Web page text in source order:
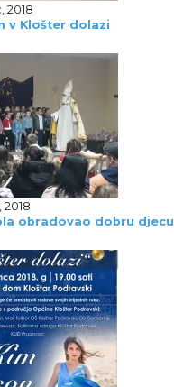
2018
v Klošter dolazi
2018
obradovao dobru djecu